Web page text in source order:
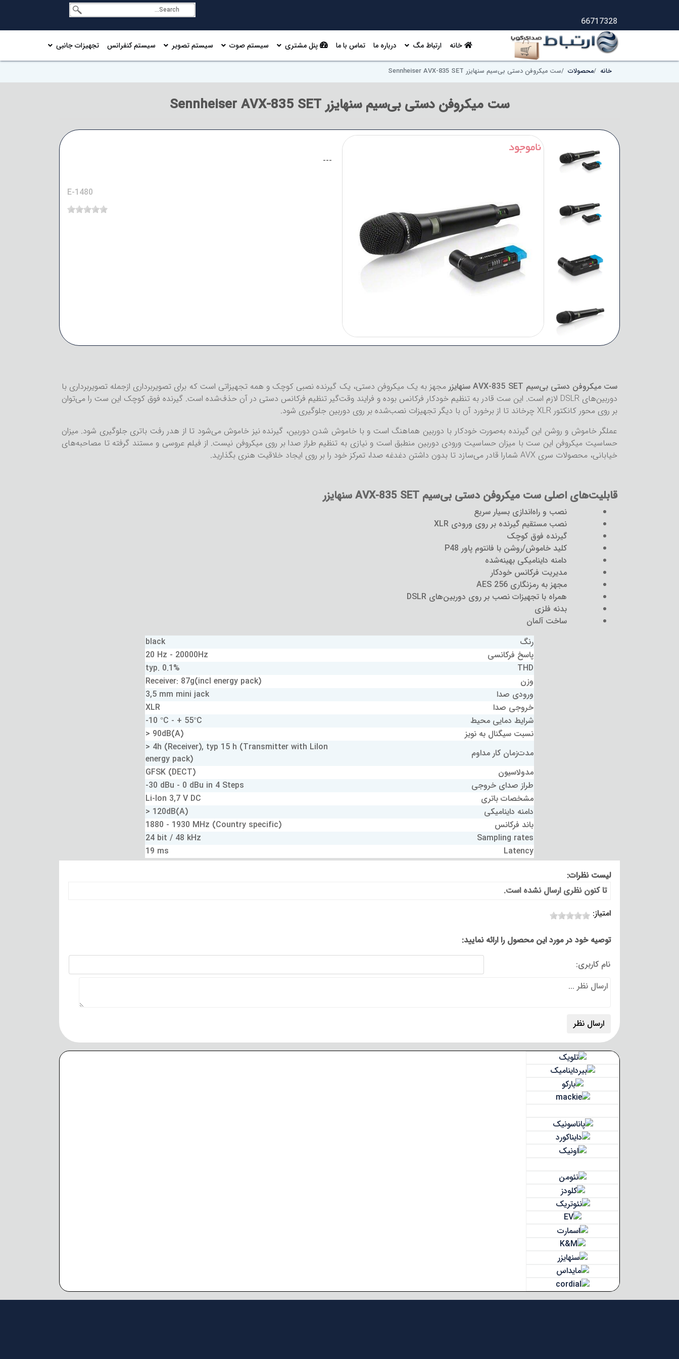
66717328
خانه ارتباط مگ درباره ما تماس با ما پنل مشتری سیستم صوت سیستم تصویر سیستم کنفرانس تجهیزات جانبی
خانه محصولات ست میکروفن دستی بی‌سیم سنهایزر Sennheiser AVX-835 SET
ست میکروفن دستی بی‌سیم سنهایزر Sennheiser AVX-835 SET
---
E-1480
ست میکروفن دستی بی‌سیم AVX-835 SET سنهایزر
مجهز به یک میکروفن دستی، یک گیرنده نصبی کوچک و همه تجهیزاتی است که برای تصویربرداری ازجمله تصویربرداری با
دوربین‌های DSLR لازم است. این ست قادر به تنظیم خودکار فرکانس بوده و فرایند وقت‌گیر تنظیم فرکانس دستی در آن حذف‌شده است. گیرنده فوق کوچک این ست را می‌توان
بر روی محور کانکتور XLR چرخاند تا از برخورد آن با دیگر تجهیزات نصب‌شده بر روی دوربین جلوگیری شود.
عملگر خاموش و روشن این گیرنده به‌صورت خودکار با دوربین هماهنگ است و با خاموش شدن دوربین، گیرنده نیز خاموش می‌شود تا از هدر رفت باتری جلوگیری شود. میزان
حساسیت میکروفن این ست با میزان حساسیت ورودی دوربین منطبق است و نیازی به تنظیم طراز صدا بر روی میکروفن نیست. از فیلم عروسی و مستند گرفته تا مصاحبه‌های
خیابانی، محصولات سری AVX شمارا قادر می‌سازد تا بدون داشتن دغدغه صدا، تمرکز خود را بر روی ایجاد خلاقیت هنری بگذارید.
قابلیت‌های اصلی ست میکروفن دستی بی‌سیم AVX-835 SET سنهایزر
نصب و راه‌اندازی بسیار سریع
نصب مستقیم گیرنده بر روی ورودی XLR
گیرنده فوق کوچک
کلید خاموش/روشن با فانتوم پاور P48
دامنه داینامیکی بهینه‌شده
مدیریت فرکانس خودکار
مجهز به رمزنگاری AES 256
همراه با تجهیزات نصب بر روی دوربین‌های DSLR
بدنه فلزی
ساخت آلمان
رنگ
black
پاسخ فرکانسی
20 Hz - 20000Hz
THD
typ. 0.1%
وزن
Receiver: 87g(incl energy pack)
ورودی صدا
3,5 mm mini jack
خروجی صدا
XLR
شرایط دمایی محیط
-10 °C - + 55°C
نسبت سیگنال به نویز
> 90dB(A)
مدت‌زمان کار مداوم
> 4h (Receiver), typ 15 h (Transmitter with LiIon
energy pack)
مدولاسیون
GFSK (DECT)
طراز صدای خروجی
-30 dBu - 0 dBu in 4 Steps
مشخصات باتری
Li-Ion 3,7 V DC
دامنه داینامیکی
> 120dB(A)
باند فرکانس
1880 - 1930 MHz (Country specific)
Sampling rates
24 bit / 48 kHz
Latency
19 ms
لیست نظرات:
تا کنون نظری ارسال نشده است.
امتیاز:
توصیه خود در مورد این محصول را ارائه نمایید:
نام کاربری: